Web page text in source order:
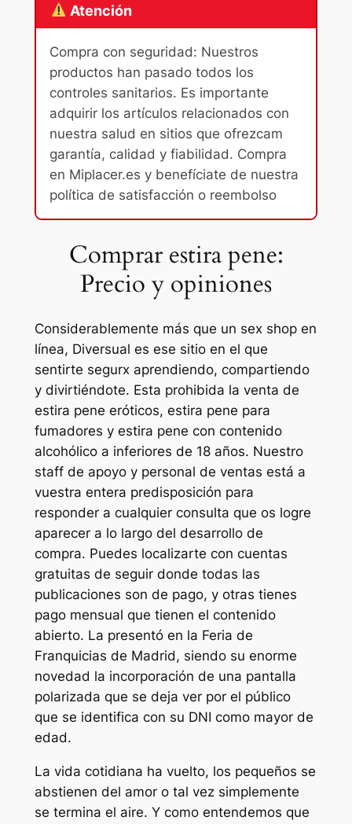
Atención
Compra con seguridad: Nuestros
productos han pasado todos los
controles sanitarios. Es importante
adquirir los artículos relacionados con
nuestra salud en sitios que ofrezcam
garantía, calidad y fiabilidad. Compra
en Miplacer.es y benefíciate de nuestra
política de satisfacción o reembolso
Comprar estira pene:
Precio y opiniones
Considerablemente más que un sex shop en
línea, Diversual es ese sitio en el que
sentirte segurx aprendiendo, compartiendo
y divirtiéndote. Esta prohibida la venta de
estira pene eróticos, estira pene para
fumadores y estira pene con contenido
alcohólico a inferiores de 18 años. Nuestro
staff de apoyo y personal de ventas está a
vuestra entera predisposición para
responder a cualquier consulta que os logre
aparecer a lo largo del desarrollo de
compra. Puedes localizarte con cuentas
gratuitas de seguir donde todas las
publicaciones son de pago, y otras tienes
pago mensual que tienen el contenido
abierto. La presentó en la Feria de
Franquicias de Madrid, siendo su enorme
novedad la incorporación de una pantalla
polarizada que se deja ver por el público
que se identifica con su DNI como mayor de
edad.
La vida cotidiana ha vuelto, los pequeños se
abstienen del amor o tal vez simplemente
se termina el aire. Y como entendemos que